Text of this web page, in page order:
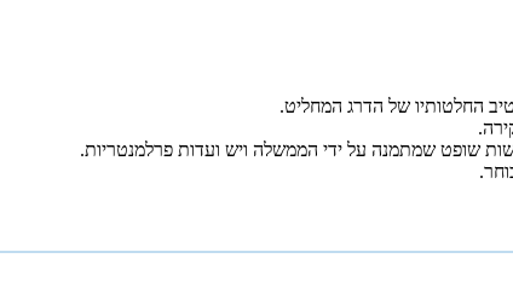
החלטותיו של הדרג המחליט.
שופט שמתמנה על ידי הממשלה ויש ועדות פרלמנטריות.